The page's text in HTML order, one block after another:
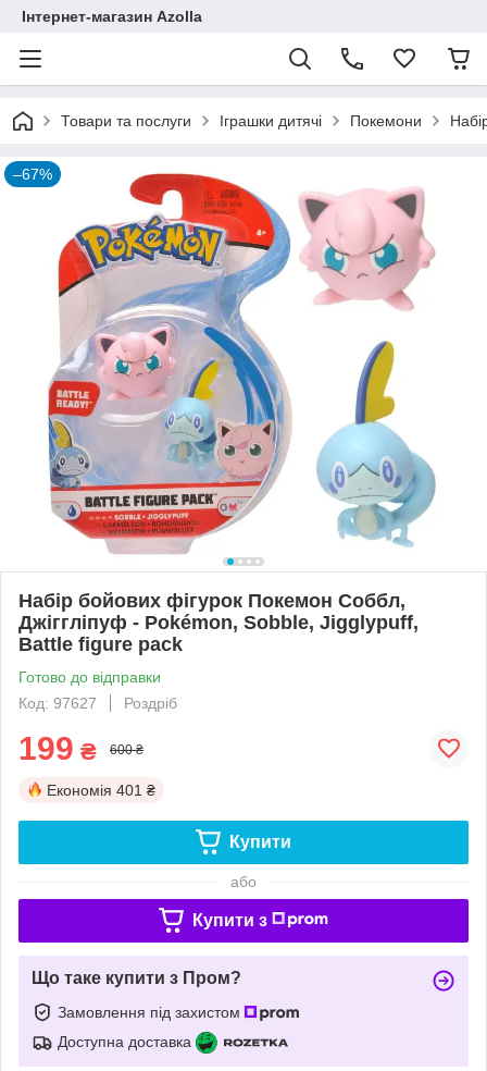
Інтернет-магазин Azolla
Товари та послуги Іграшки дитячі Покемони
–67%
Набір бойових фігурок Покемон Соббл,
Джіггліпуф - Pokémon, Sobble, Jigglypuff,
Battle figure pack
Готово до відправки
Код: 97627
Роздріб
199 ₴ 600 ₴
Економія 401 ₴
Купити
або
Купити з
Що таке купити з Пром?
Замовлення під захистом
Доступна доставка